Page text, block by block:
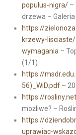
populus-nigra/–
drzewa – Galeria
https://
krzewy-
wymagania –
(1/1)
https://
56)_WiD.pdf–
https://
możliwe? –
https://
uprawiac-